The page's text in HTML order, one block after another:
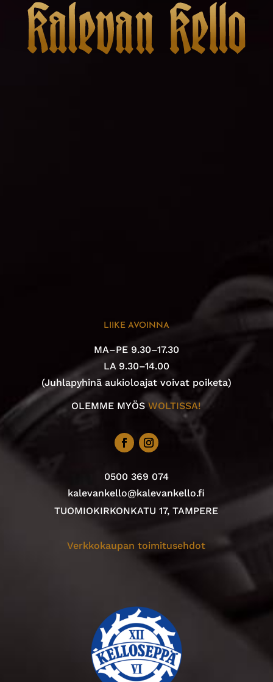
LIIKE AVOINNA
MA–PE 9.30–17.30
LA 9.30–14.00
(Juhlapyhinä aukioloajat voivat poiketa)
OLEMME MYÖSWOLTISSA!
0500 369 074
kalevankello@kalevankello.fi
TUOMIOKIRKONKATU 17, TAMPERE
Verkkokaupan toimitusehdot